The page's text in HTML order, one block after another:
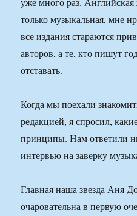
только музыкальная, мне
все издания стараются
авторов, а те, кто пишут
отставать.
Когда мы поехали
редакцией, я спросил,
принципы. Нам ответили
интервью на заверку
Главная наша звезда Аня
очаровательна в первую